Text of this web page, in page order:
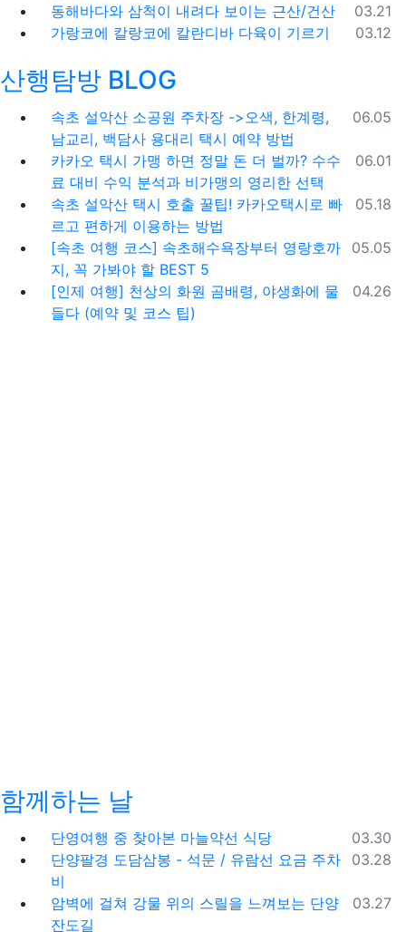
등록일
03.21
동해바다와 삼척이 내려다 보이는 근산/건산
등록일
03.12
가랑코에 칼랑코에 칼란디바 다육이 기르기
산행탐방 BLOG
등록일
06.05
속초 설악산 소공원 주차장 ->오색, 한계령,
남교리, 백담사 용대리 택시 예약 방법
등록일
06.01
카카오 택시 가맹 하면 정말 돈 더 벌까? 수수
료 대비 수익 분석과 비가맹의 영리한 선택
등록일
05.18
속초 설악산 택시 호출 꿀팁! 카카오택시로 빠
르고 편하게 이용하는 방법
등록일
05.05
[속초 여행 코스] 속초해수욕장부터 영랑호까
지, 꼭 가봐야 할 BEST 5
등록일
04.26
[인제 여행] 천상의 화원 곰배령, 야생화에 물
들다 (예약 및 코스 팁)
함께하는 날
등록일
03.30
단영여행 중 찾아본 마늘약선 식당
등록일
03.28
단양팔경 도담삼봉 - 석문 / 유람선 요금 주차
비
등록일
03.27
암벽에 걸쳐 강물 위의 스릴을 느껴보는 단양
잔도길